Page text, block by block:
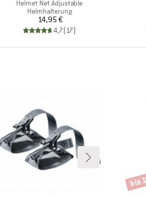
Artikel
Helmet Net Adjustable
Produktgruppe
Helmhalterung
Preis
14,95 €
4,7(17)
bis